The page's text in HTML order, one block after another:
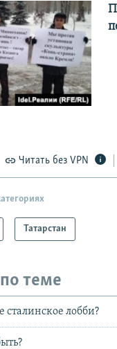
Читать без VPN
Татарстан
теме
сталинское лобби?